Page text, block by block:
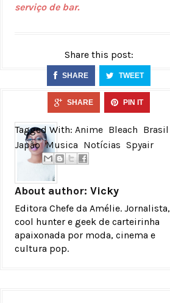
serviço de bar.
Share this post:
SHARE TWEET
SHARE PIN IT
Tagged With: Anime Bleach Brasil
Japão Musica Notícias Spyair
About author: Vicky
Editora Chefe da Amélie. Jornalista,
cool hunter e geek de carteirinha
apaixonada por moda, cinema e
cultura pop.